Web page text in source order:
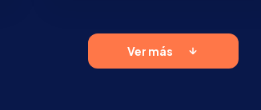
Ver más